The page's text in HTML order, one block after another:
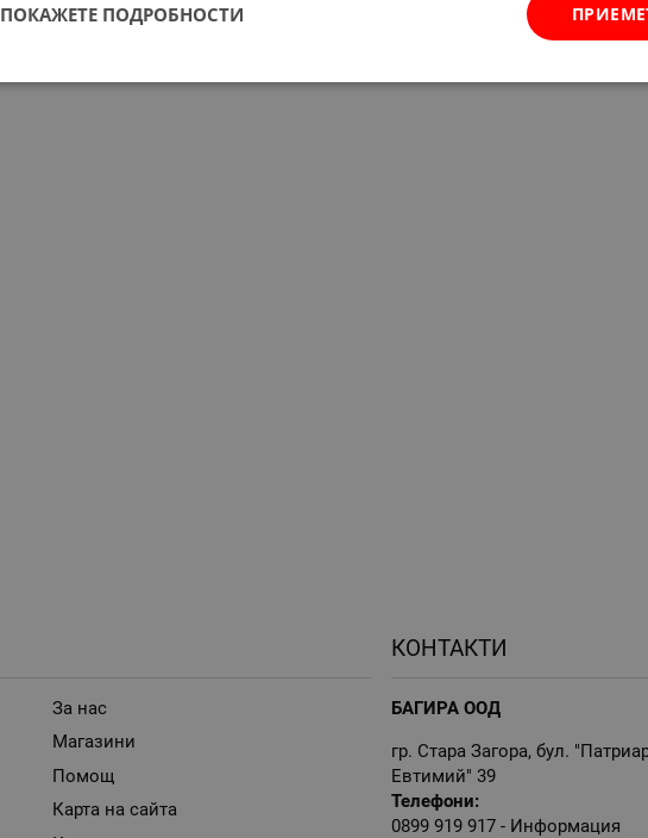
За нас
Магазини
Помощ
Карта на сайта
КОНТАКТИ
БАГИРА ООД
гр. Стара Загора, бул.
Евтимий" 39
Телефони:
0899 919 917 - Информация
ПОКАЖЕТЕ ПОДРОБНОСТИ